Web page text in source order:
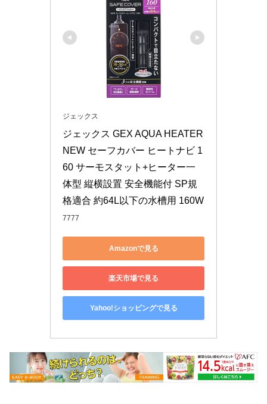
ジェックス
ジェックス GEX AQUA HEATER
NEW セーフカバー ヒートナビ 1
60 サーモスタット+ヒーター一
体型 縦横設置 安全機能付 SP規
格適合 約64L以下の水槽用 160W
7777
Amazonで見る
楽天市場で見る
Yahoo!ショッピングで見る